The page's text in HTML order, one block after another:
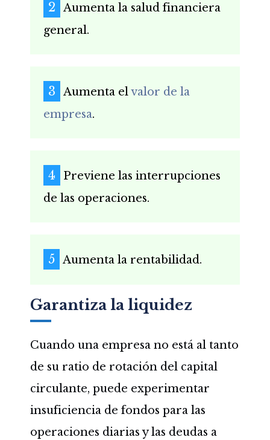
Aumenta la salud financiera
general.
Aumenta elvalor de la
empresa.
Previene las interrupciones
de las operaciones.
Aumenta la rentabilidad.
Garantiza la liquidez
Cuando una empresa no está al tanto
de su ratio de rotación del capital
circulante, puede experimentar
insuficiencia de fondos para las
operaciones diarias y las deudas a